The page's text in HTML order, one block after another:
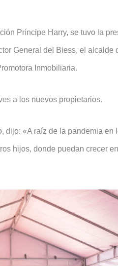
Príncipe Harry, se tuvo la
General del Biess, el alcalde
Inmobiliaria.
a los nuevos propietarios.
dijo: «A raíz de la pandemia en
hijos, donde puedan crecer